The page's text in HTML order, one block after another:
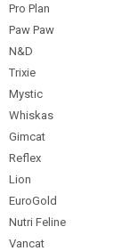
Pro Plan
Paw Paw
N&D
Trixie
Mystic
Whiskas
Gimcat
Reflex
Lion
EuroGold
Nutri Feline
Vancat